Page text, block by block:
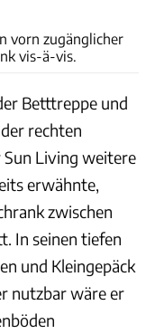
vorn zugänglicher
vis-ä-vis.
Betttreppe und
rechten
Living weitere
erwähnte,
zwischen
In seinen tiefen
und Kleingepäck
nutzbar wäre er